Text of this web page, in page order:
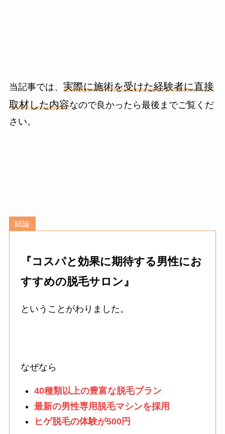
当記事では、 実際に施術を受けた経験者に直接
取材した内容なので良かったら最後までご覧くだ
さい。
結論
『コスパと効果に期待する男性にお
すすめの脱毛サロン』
ということがわりました。
なぜなら
40種類以上の豊富な脱毛プラン
最新の男性専用脱毛マシンを採用
ヒゲ脱毛の体験が500円